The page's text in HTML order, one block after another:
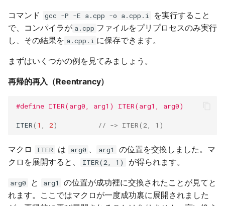
再帰的な再入を禁止しま
す。
Clangを通じて展開プロセス
例子 3
マクロプログラミングの実現
基本符号
します（読み込み、保存
ピー、クリップボード...）
UE エディタープラグイン
UE.EditorPlus 説明書
機能ノード
Cllama (llama.cpp)（非推
不再建议使用。
コマンド gcc -P -E a.cpp -o a.cpp.i
を実行すること
で、コンパイラが a.cpp ファイルをプリプロセスのみ実行
し、その結果を a.cpp.i に保存できます。
まずはいくつかの例を見てみましょう。
再帰的再入（Reentrancy）
#define ITER(arg0, arg1) ITER(arg1, arg0)
ITER( 1 2) // -> ITER(2, 1)
マクロ ITER は arg0 、 arg1
の位置を交換しました。マ
クロを展開すると、
ITER(2, 1) が得られます。
arg0 と arg1
の位置が成功裡に交換されたことが見てと
れます。ここではマクロが一度成功裏に展開されました